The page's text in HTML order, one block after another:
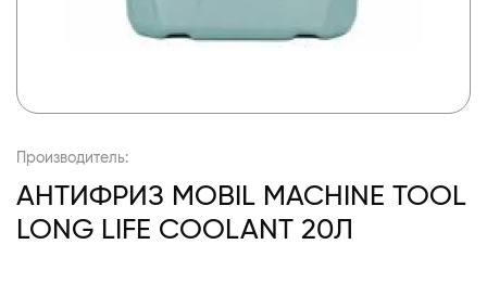
Производитель:
АНТИФРИЗ MOBIL MACHINE TOOL
LONG LIFE COOLANT 20Л